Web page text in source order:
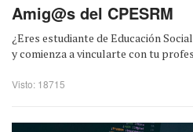
Amig@s del CPESRM
¿Eres estudiante de Educación
y comienza a vincularte con tu
Visto: 18715